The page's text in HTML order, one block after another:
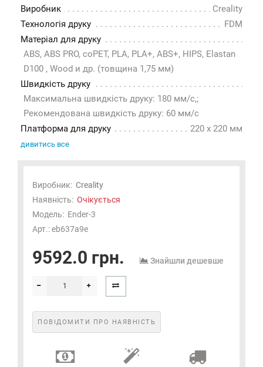
Виробник
Creality
Технологія друку
FDM
Матеріал для друку
ABS, ABS PRO, coPET, PLA, PLA+, ABS+, HIPS, Elastan
D100 , Wood и др. (товщина 1,75 мм)
Швидкість друку
Максимальна швидкість друку: 180 мм/с,;
Рекомендована швидкість друку: 60 мм/с
Платформа для друку
220 x 220 мм
дивитись все
Виробник: Creality
Наявність: Очікується
Модель: Ender-3
Арт.: eb637a9e
9592.0 грн. Знайшли дешевше
ПОВІДОМИТИ ПРО НАЯВНІСТЬ